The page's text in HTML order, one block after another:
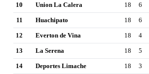
10 Union La Calera 18 6
11 Huachipato 18 6
12 Everton de Vina 18 4
13 La Serena 18 5
14 Deportes Limache 18 3